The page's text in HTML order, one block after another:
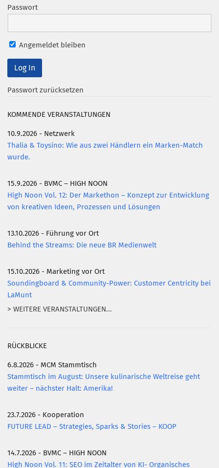
Mentoring
Partnerschaften
Bundesverband Marketing Clubs
MARKETING PIONIERE
Newsletter
Clubmagazin
MCM Club TV
Mitglied werden
PODCAST
KONTAKT
Passwort
Angemeldet bleiben
Passwort zurücksetzen
KOMMENDE VERANSTALTUNGEN
10.9.2026 - Netzwerk
Thalia & Toysino: Wie aus zwei Händlern ein Marken-Match
wurde.
15.9.2026 - BVMC – HIGH NOON
High Noon Vol. 12: Der Markethon – Konzept zur Entwicklung
von kreativen Ideen, Prozessen und Lösungen
13.10.2026 - Führung vor Ort
Behind the Streams: Die neue BR Medienwelt
15.10.2026 - Marketing vor Ort
Soundingboard & Community-Power: Customer Centricity bei
LaMunt
> WEITERE VERANSTALTUNGEN...
RÜCKBLICKE
6.8.2026 - MCM Stammtisch
Stammtisch im August: Unsere kulinarische Weltreise geht
weiter – nächster Halt: Amerika!
23.7.2026 - Kooperation
FUTURE LEAD – Strategies, Sparks & Stories – KOOP
14.7.2026 - BVMC – HIGH NOON
High Noon Vol. 11: SEO im Zeitalter von KI- Organisches